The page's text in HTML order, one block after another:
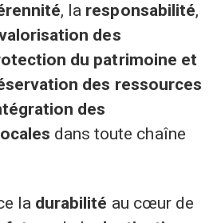
, la responsabilité,
des
du patrimoine et
des ressources
des
dans toute chaîne
la durabilité au cœur de